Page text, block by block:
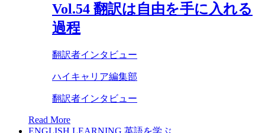
Vol.54 翻訳は自由を手に入れる
過程
翻訳者インタビュー
ハイキャリア編集部
翻訳者インタビュー
Read More
ENGLISH LEARNING 英語を学ぶ